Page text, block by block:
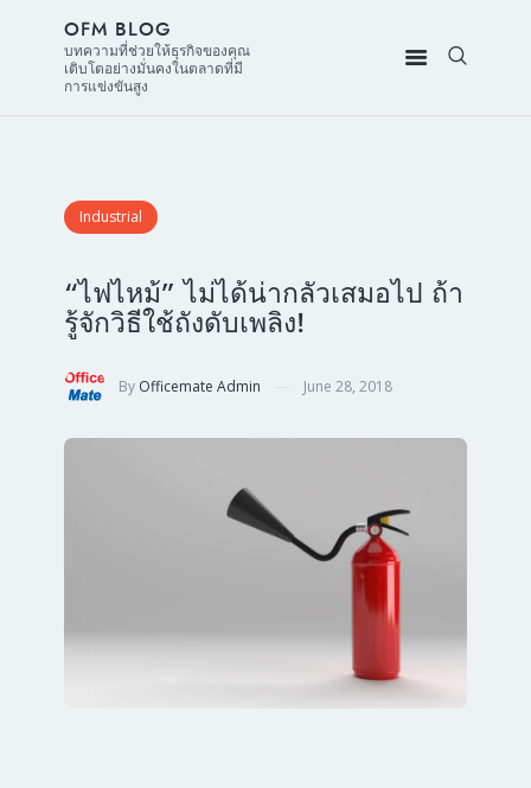
OFM BLOG
บทความที่ช่วยให้ธุรกิจของคุณ
เติบโตอย่างมั่นคงในตลาดที่มี
การแข่งขันสูง
Industrial
“ไฟไหม้” ไม่ได้น่ากลัวเสมอไป ถ้า
รู้จักวิธีใช้ถังดับเพลิง!
By Officemate Admin June 28, 2018